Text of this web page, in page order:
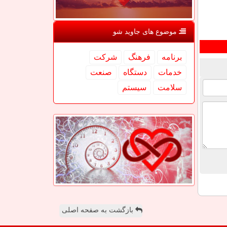
موضوع های جاوید شو
برنامه فرهنگ
شركت
خدمات
دستگاه
صنعت
سلامت
سیستم
بازگشت به صفحه اصلی